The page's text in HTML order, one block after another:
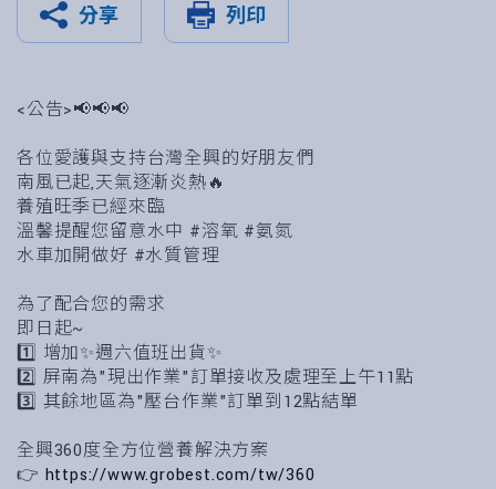
分享 列印
<公告>📢📢📢
各位愛護與支持台灣全興的好朋友們
南風已起,天氣逐漸炎熱🔥
養殖旺季已經來臨
溫馨提醒您留意水中 #溶氧 #氨氮
水車加開做好 #水質管理
為了配合您的需求
即日起~
1️⃣ 增加✨週六值班出貨✨
2️⃣ 屏南為"現出作業"訂單接收及處理至上午11點
3️⃣ 其餘地區為"壓台作業"訂單到12點結單
全興360度全方位營養解決方案
👉 https://www.grobest.com/tw/360